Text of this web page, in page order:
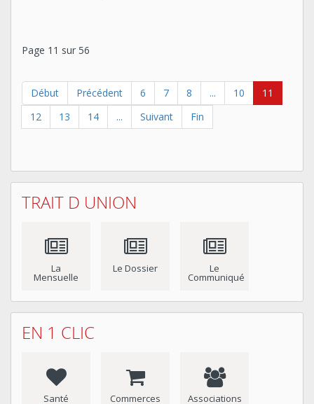
Page 11 sur 56
Début Précédent 6 7 8 ... 10
11
12
13 14 ... Suivant Fin
TRAIT D UNION
La
Mensuelle
Le Dossier Le
Communiqué
EN 1 CLIC
Santé Commerces Associations